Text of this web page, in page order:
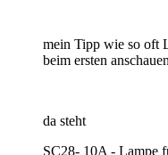
mein Tipp wie so oft
beim ersten
da steht
SC28- 10A - Lampe